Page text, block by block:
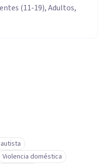
(11-19), Adultos,
Violencia doméstica